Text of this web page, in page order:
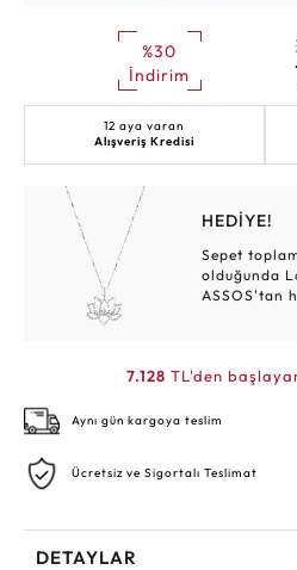
%30
İndirim
12 aya varan
Alışveriş Kredisi
HEDİYE!
Sepet
olduğunda
ASSOS'tan
7.128 TL'den
Aynı gün kargoya teslim
Ücretsiz ve Sigortalı Teslimat
DETAYLAR